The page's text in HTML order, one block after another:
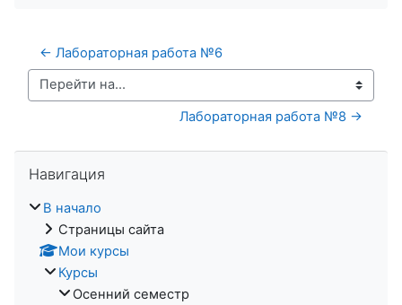
← Лабораторная работа №6
Перейти на...
Лабораторная работа №8 →
Навигация
В начало
Страницы сайта
Мои курсы
Курсы
Осенний семестр